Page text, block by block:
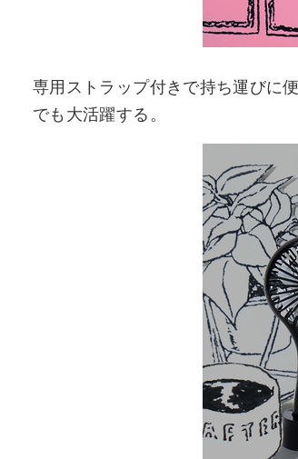
専用ストラップ付きで持ち運びに
でも大活躍する。